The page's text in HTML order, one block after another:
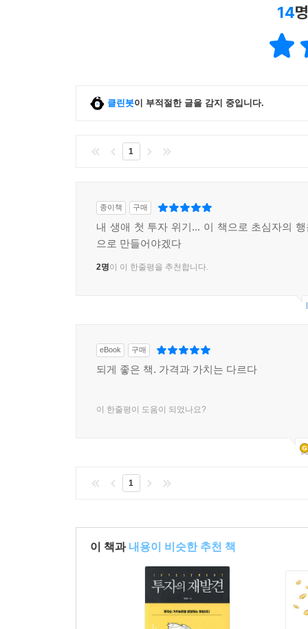
14
클린봇이 부적절한 글을 감지 중입니다.
1
종이책 구매
내 생애 첫 투자 위기... 이 책으로 초심자의
으로 만들어야겠다
2명이 이 한줄평을 추천합니다.
eBook 구매
되게 좋은 책. 가격과 가치는 다르다
이 한줄평이 도움이 되었나요?
1
이 책과 내용이 비슷한 추천 책